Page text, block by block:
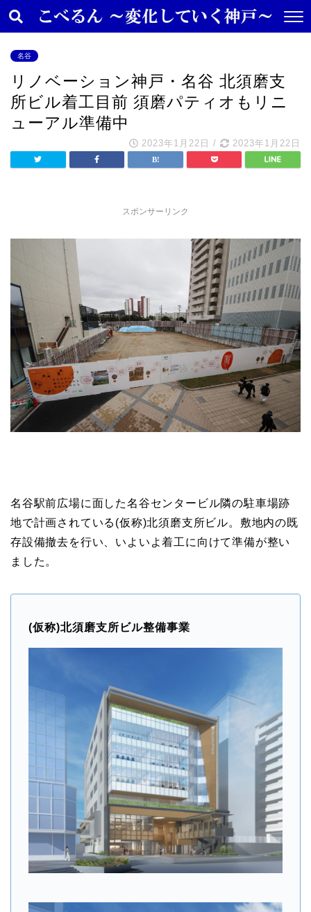
名谷
リノベーション神戸・名谷 北須磨支
所ビル着工目前 須磨パティオもリニ
ューアル準備中
2023年1月22日 / 2023年1月22日
スポンサーリンク
名谷駅前広場に面した名谷センタービル隣の駐車場跡
地で計画されている(仮称)北須磨支所ビル。敷地内の既
存設備撤去を行い、いよいよ着工に向けて準備が整い
ました。
(仮称)北須磨支所ビル整備事業